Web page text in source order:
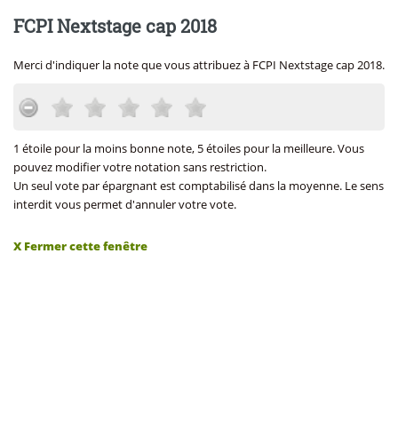
FCPI Nextstage cap 2018
Merci d'indiquer la note que vous attribuez à FCPI Nextstage cap 2018.
1 étoile pour la moins bonne note, 5 étoiles pour la meilleure. Vous
pouvez modifier votre notation sans restriction.
Un seul vote par épargnant est comptabilisé dans la moyenne. Le sens
interdit vous permet d'annuler votre vote.
X Fermer cette fenêtre